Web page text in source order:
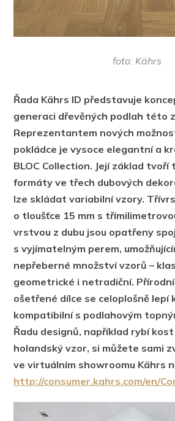
foto: Kährs
Řada Kährs ID představuje
generaci dřevěných podlah této
Reprezentantem nových
pokládce je vysoce elegantní a
BLOC Collection. Její základ tvoří
formáty ve třech dubových
lze skládat variabilní vzory.
o tloušťce 15 mm s
vrstvou z dubu jsou opatřeny
s vyjímatelným perem,
nepřeberné množství vzorů –
geometrické i netradiční.
ošetřené dílce se celoplošně lepí
kompatibilní s podlahovým
Řadu designů, například rybí
holandský vzor, si můžete sami
ve virtuálním showroomu Kährs
http://consumer.kahrs.com/en/